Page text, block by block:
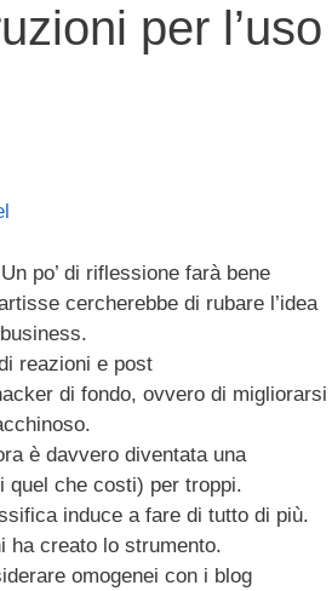
per l’uso
po’ di riflessione farà bene
cercherebbe di rubare l’idea
reazioni e post
di fondo, ovvero di migliorarsi
è davvero diventata una
quel che costi) per troppi.
induce a fare di tutto di più.
ha creato lo strumento.
omogenei con i blog